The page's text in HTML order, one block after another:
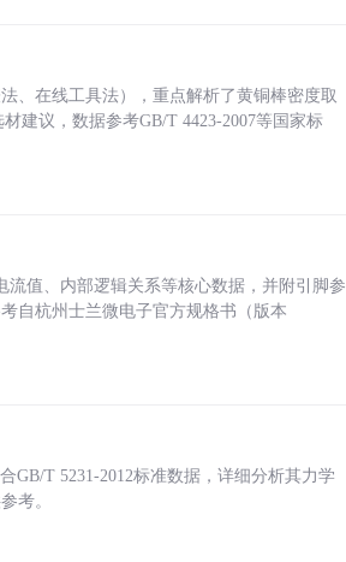
、在线工具法），重点解析了黄铜棒密度取
建议，数据参考GB/T 4423-2007等国家标
流值、内部逻辑关系等核心数据，并附引脚参
自杭州士兰微电子官方规格书（版本
GB/T 5231-2012标准数据，详细分析其力学
考。